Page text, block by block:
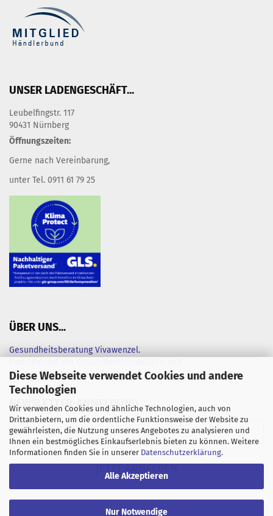
Diese Webseite verwendet Cookies und andere
Technologien
Wir verwenden Cookies und ähnliche Technologien, auch von
Drittanbietern, um die ordentliche Funktionsweise der Website zu
gewährleisten, die Nutzung unseres Angebotes zu analysieren und
Ihnen ein bestmögliches Einkaufserlebnis bieten zu können. Weitere
Informationen finden Sie in unserer Datenschutzerklärung.
Alle Akzeptieren
Nur Notwendige
UNSER LADENGESCHÄFT...
Leubelfingstr. 117
90431 Nürnberg
Öffnungszeiten:
Gerne nach Vereinbarung,
unter Tel. 0911 61 79 25
ÜBER UNS...
Gesundheitsberatung Vivawenzel.
Nahrungsergänzungen
NEWSLETTER-ANMELDUNG